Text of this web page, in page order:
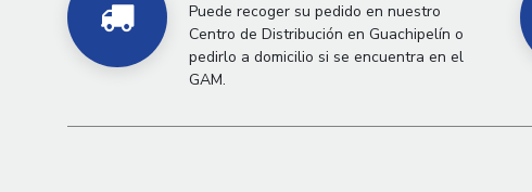
Puede recoger su pedido en nuestro
Centro de Distribución en Guachipelín o
pedirlo a domicilio si se encuentra en el
GAM.